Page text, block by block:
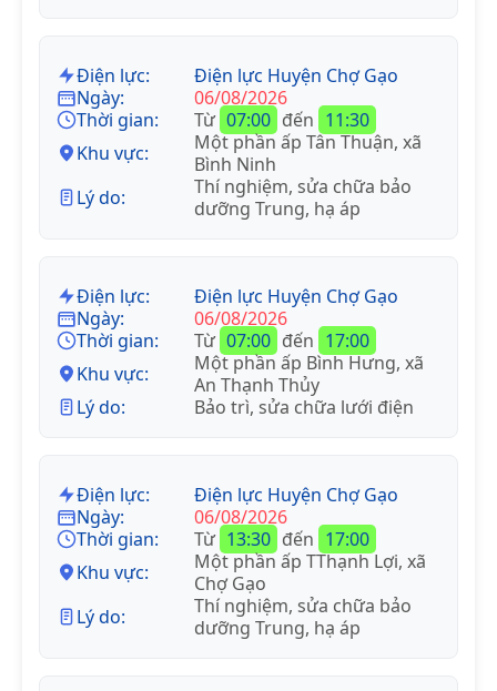
Điện lực:
Điện lực Huyện Chợ Gạo
Ngày:
06/08/2026
Thời gian:
Từ 07:00 đến 11:30
Khu vực:
Một phần ấp Tân Thuận, xã
Bình Ninh
Lý do:
Thí nghiệm, sửa chữa bảo
dưỡng Trung, hạ áp
Điện lực:
Điện lực Huyện Chợ Gạo
Ngày:
06/08/2026
Thời gian:
Từ 07:00 đến 17:00
Khu vực:
Một phần ấp Bình Hưng, xã
An Thạnh Thủy
Lý do:
Bảo trì, sửa chữa lưới điện
Điện lực:
Điện lực Huyện Chợ Gạo
Ngày:
06/08/2026
Thời gian:
Từ 13:30 đến 17:00
Khu vực:
Một phần ấp TThạnh Lợi, xã
Chợ Gạo
Lý do:
Thí nghiệm, sửa chữa bảo
dưỡng Trung, hạ áp